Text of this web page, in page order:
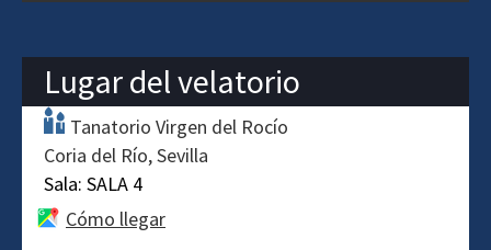
Lugar del velatorio
Tanatorio Virgen del Rocío
Coria del Río Sevilla
Sala: SALA 4
Cómo llegar